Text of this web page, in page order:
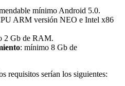
mínimo Android 5.0.
ARM versión NEO e Intel x86
2 Gb de RAM.
: mínimo 8 Gb de
requisitos serían los siguientes: